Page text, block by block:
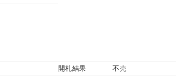
開札結果
不売